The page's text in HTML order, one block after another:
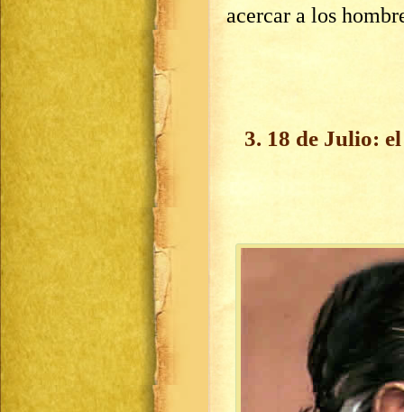
acercar a los
3. 18 de Julio: